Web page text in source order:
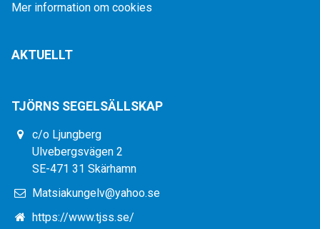
Mer information om cookies
AKTUELLT
TJÖRNS SEGELSÄLLSKAP
c/o Ljungberg
Ulvebergsvägen 2
SE-471 31 Skärhamn
Matsiakungelv@yahoo.se
https://www.tjss.se/